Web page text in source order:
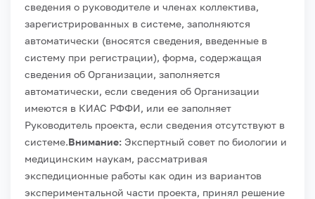
сведения о руководителе и членах коллектива,
зарегистрированных в системе, заполняются
автоматически (вносятся сведения, введенные в
систему при регистрации), форма, содержащая
сведения об Организации, заполняется
автоматически, если сведения об Организации
имеются в КИАС РФФИ, или ее заполняет
Руководитель проекта, если сведения отсутствуют в
системе.Внимание: Экспертный совет по биологии и
медицинским наукам, рассматривая
экспедиционные работы как один из вариантов
экспериментальной части проекта, принял решение